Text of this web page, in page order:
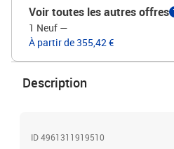
Voir toutes les autres offres
1 Neuf —
À partir de 355,42 €
Description
ID 4961311919510